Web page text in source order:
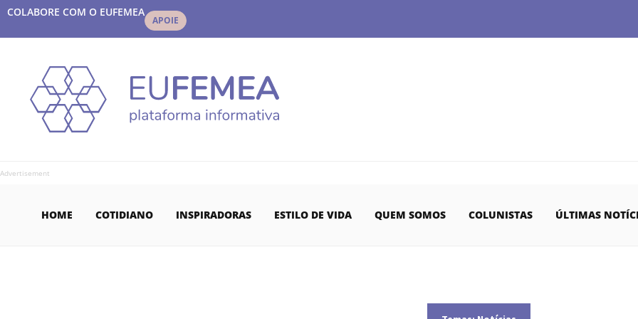
COLABORE COM O EUFEMEA
APOIE
Advertisement
HOME COTIDIANO INSPIRADORAS ESTILO DE VIDA QUEM SOMOS COLUNISTAS ÚLTIMAS